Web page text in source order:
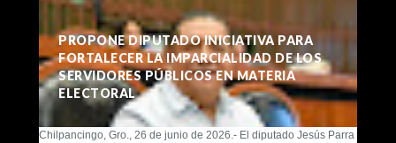
PROPONE DIPUTADO INICIATIVA PARA
FORTALECER LA IMPARCIALIDAD DE LOS
SERVIDORES PÚBLICOS EN MATERIA
ELECTORAL
Chilpancingo, Gro., 26 de junio de 2026.- El diputado Jesús Parra